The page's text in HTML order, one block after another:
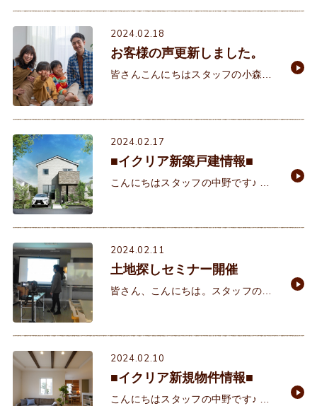
きました。素敵なショールームでお
客様もこんな空間でお打ち合わ
2024.02.18
お客様の声更新しました。
皆さんこんにちはスタッフの小森で
ださい。 イクリアのお客様の声が更
新されま
2024.02.17
■イクリア新築戸建情報■
こんにちはスタッフの中野です♪ Ｎ
語』が再注目されていますね！ゆか
りの地として明石市も紹
2024.02.11
土地探しセミナー開催
皆さん、こんにちは。スタッフの小
と、車内はポカポカし暑いくらいで
す。助手席で居眠りしそ
2024.02.10
■イクリア新規物件情報■
こんにちはスタッフの中野です♪ 当